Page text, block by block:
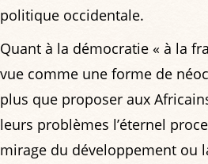
politique occidentale.
Quant à la démocratie « à la
vue comme une forme de
plus que proposer aux
leurs problèmes l’éternel
mirage du développement ou